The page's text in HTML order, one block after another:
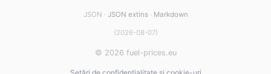
JSON · JSON extins· Markdown
(2026-08-07)
© 2026 fuel-prices.eu